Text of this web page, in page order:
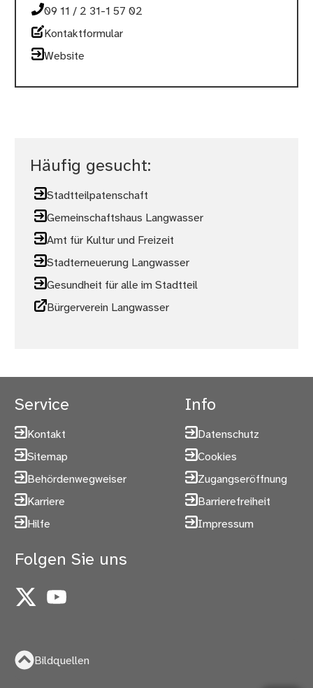
09 11 / 2 31-1 57 02
Kontaktformular
Website
Häufig gesucht:
Stadtteilpatenschaft
Gemeinschaftshaus Langwasser
Amt für Kultur und Freizeit
Stadterneuerung Langwasser
Gesundheit für alle im Stadtteil
Bürgerverein Langwasser
Service
Kontakt
Sitemap
Behördenwegweiser
Karriere
Hilfe
Info
Datenschutz
Cookies
Zugangseröffnung
Barrierefreiheit
Impressum
Folgen Sie uns
X YouTube
Bildquellen